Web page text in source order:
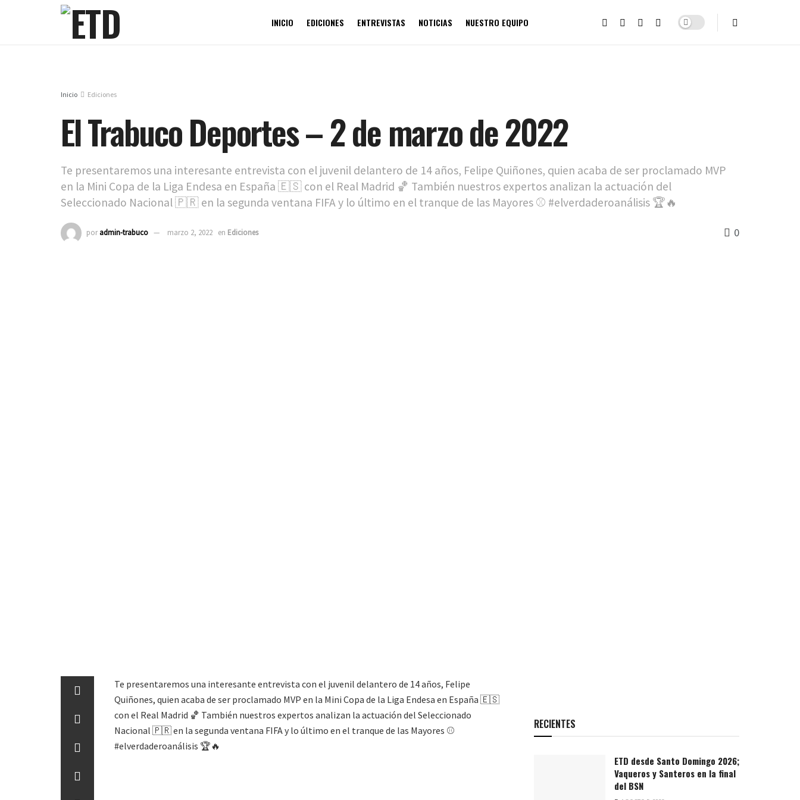
INICIO EDICIONES ENTREVISTAS NOTICIAS NUESTRO EQUIPO
Inicio Ediciones
El Trabuco Deportes – 2 de marzo de 2022
Te presentaremos una interesante entrevista con el juvenil delantero de 14 años, Felipe Quiñones, quien acaba de ser proclamado MVP
en la Mini Copa de la Liga Endesa en España 🇪🇸 con el Real Madrid 🏀 También nuestros expertos analizan la actuación del
Seleccionado Nacional 🇵🇷 en la segunda ventana FIFA y lo último en el tranque de las Mayores ⚾️ #elverdaderoanálisis 🏆🔥
por admin-trabuco marzo 2, 2022 en Ediciones 0
Te presentaremos una interesante entrevista con el juvenil delantero de 14 años, Felipe
Quiñones, quien acaba de ser proclamado MVP en la Mini Copa de la Liga Endesa en España 🇪🇸
con el Real Madrid 🏀 También nuestros expertos analizan la actuación del Seleccionado
Nacional 🇵🇷 en la segunda ventana FIFA y lo último en el tranque de las Mayores ⚾️
#elverdaderoanálisis 🏆🔥
RECIENTES
ETD desde Santo Domingo 2026;
Vaqueros y Santeros en la final
del BSN